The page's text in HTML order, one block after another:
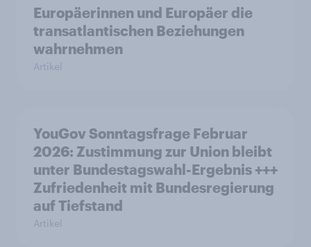
Europäerinnen und Europäer die
transatlantischen Beziehungen
wahrnehmen
Artikel
YouGov Sonntagsfrage Februar
2026: Zustimmung zur Union bleibt
unter Bundestagswahl-Ergebnis +++
Zufriedenheit mit Bundesregierung
auf Tiefstand
Artikel